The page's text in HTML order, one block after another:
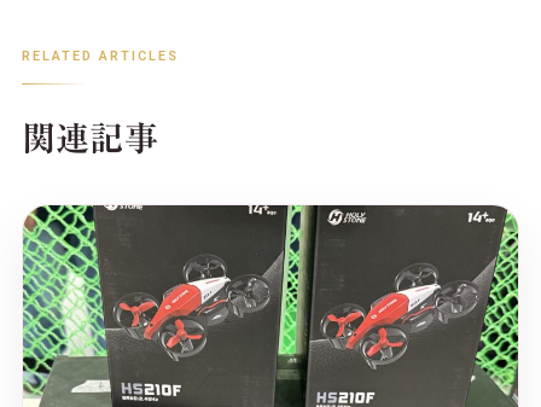
RELATED ARTICLES
関連記事